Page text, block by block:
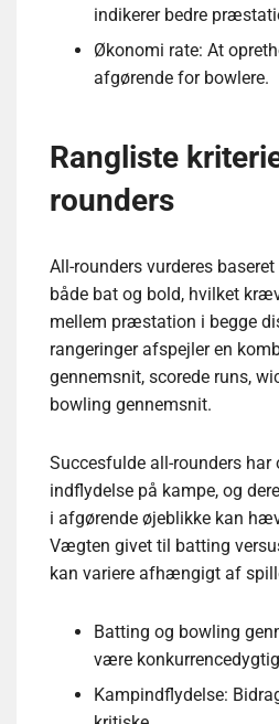
indikerer bedre
Økonomi rate: At
afgørende for bowlere.
Rangliste
rounders
All-rounders vurderes
både bat og bold, hvilket
mellem præstation i begge
rangeringer afspejler en
gennemsnit, scorede runs,
bowling gennemsnit.
Succesfulde all-rounders har
indflydelse på kampe, og
i afgørende øjeblikke kan
Vægten givet til batting
kan variere afhængigt af
Batting og bowling
være
Kampindflydelse: